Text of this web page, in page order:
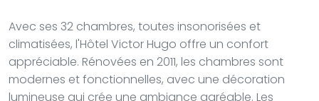
Avec ses 32 chambres, toutes insonorisées et
climatisées, l'Hôtel Victor Hugo offre un confort
appréciable. Rénovées en 2011, les chambres sont
modernes et fonctionnelles, avec une décoration
lumineuse qui crée une ambiance agréable. Les